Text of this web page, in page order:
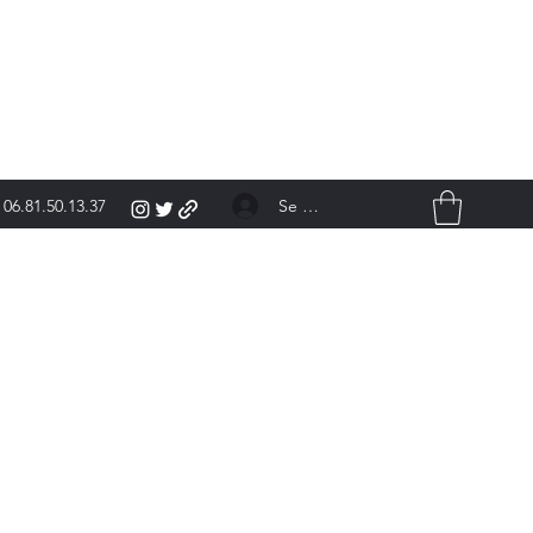
06.81.50.13.37 Se connecter